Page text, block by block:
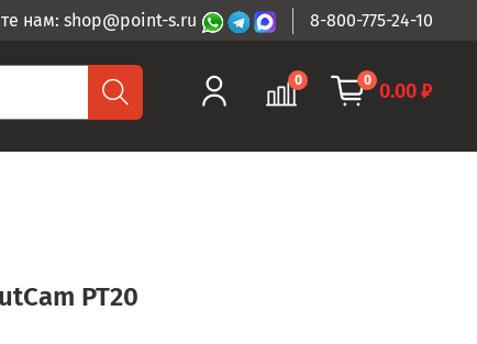
нам: shop@point-s.ru 8-800-775-24-10
0 0 0.00 ₽
PT20